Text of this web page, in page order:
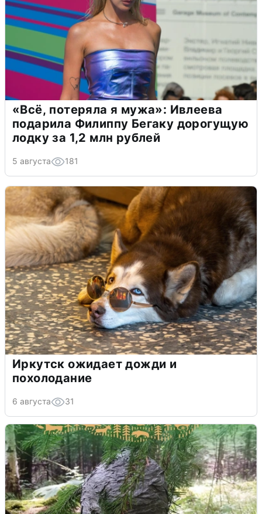
«Всё, потеряла я мужа»: Ивлеева
подарила Филиппу Бегаку дорогущую
лодку за 1,2 млн рублей
5 августа 181
Иркутск ожидает дожди и
похолодание
6 августа 31